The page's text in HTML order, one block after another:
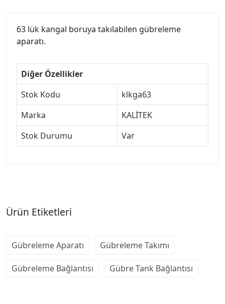
63 lük kangal boruya takılabilen gübreleme
aparatı.
Diğer Özellikler
Stok Kodu
klkga63
Marka
KALİTEK
Stok Durumu
Var
Ürün Etiketleri
Gübreleme Aparatı Gübreleme Takımı
Gübreleme Bağlantısı Gübre Tank Bağlantısı